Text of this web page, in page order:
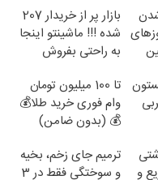
بازار پر از خریدار 207
شده !!! ماشینتو اینجا
به راحتی بفروش
چربی
تا 100 میلیون تومان
وام فوری خرید طلا💰
💰 (بدون ضامن)
گذاشتی
و
ترمیم جای زخم، بخیه
و سوختگی فقط در 3